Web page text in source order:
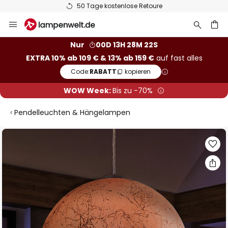
50 Tage kostenlose Retoure
Inhalt
Nur
00D 13H 28M 21S
EXTRA 10% ab 109 € & 13% ab 159 €auf fast alles
Code:RABATT kopieren
WOW Week:Bis zu -70%
Pendelleuchten & Hängelampen
Zum
Bildgalerie